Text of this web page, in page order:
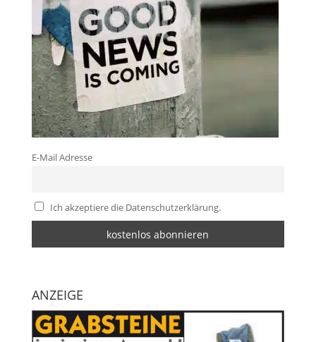
E-Mail Adresse
Ich akzeptiere die Datenschutzerklärung.
ANZEIGE